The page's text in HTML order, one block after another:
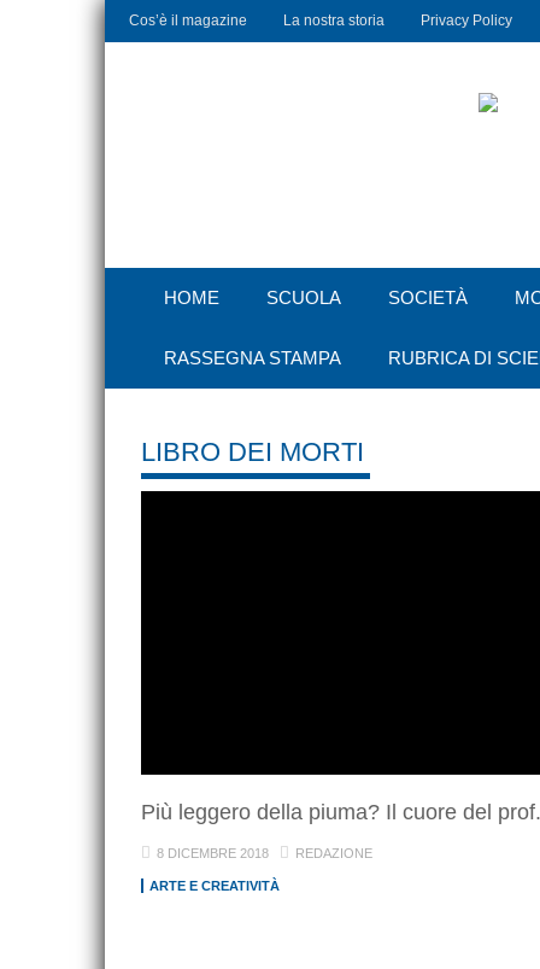
Cos’è il magazine La nostra storia Privacy Policy
HOME SCUOLA SOCIETÀ
RASSEGNA STAMPA RUBRICA DI
LIBRO DEI MORTI
Più leggero della piuma? Il cuore del prof.
8 DICEMBRE 2018 REDAZIONE
ARTE E CREATIVITÀ